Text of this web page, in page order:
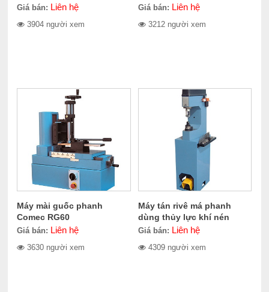
Electric
Giá bán: Liên hệ
3904 người xem
Giá bán: Liên hệ
3212 người xem
Máy mài guốc phanh
Comec RG60
Giá bán: Liên hệ
3630 người xem
Máy tán rivê má phanh
dùng thủy lực khí nén
Comec CC300
Giá bán: Liên hệ
4309 người xem